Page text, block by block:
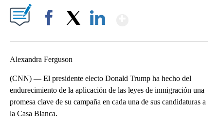
Alexandra Ferguson
(CNN) — El presidente electo Donald Trump ha hecho del
endurecimiento de la aplicación de las leyes de inmigración una
promesa clave de su campaña en cada una de sus candidaturas a
la Casa Blanca.